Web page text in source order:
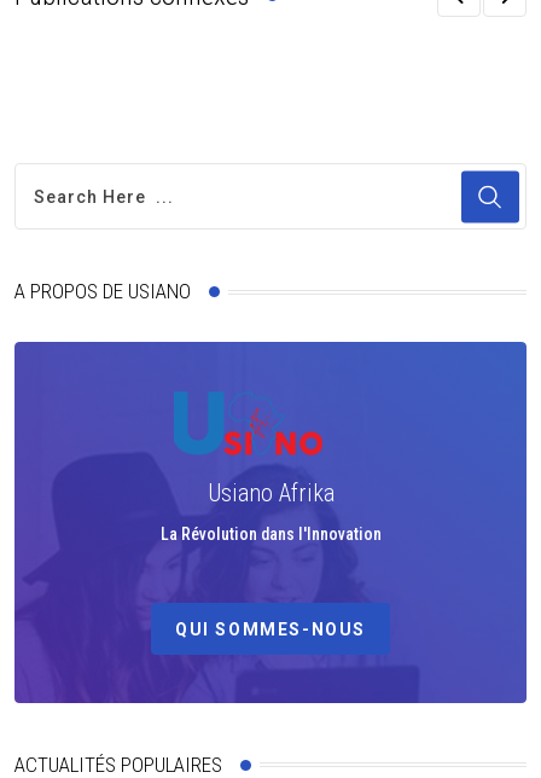
A PROPOS DE USIANO
Usiano Afrika
La Révolution dans l'Innovation
QUI SOMMES-NOUS
ACTUALITÉS POPULAIRES